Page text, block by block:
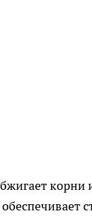
корни